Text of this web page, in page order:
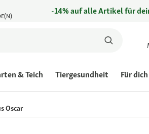
-14% auf alle Artikel für
& Teich Tiergesundheit Für dich
Oscar